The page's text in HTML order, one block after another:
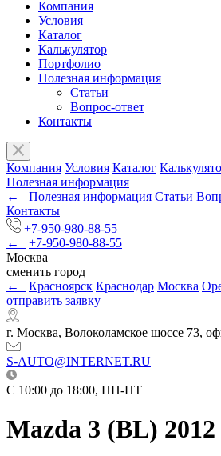
Компания
Условия
Каталог
Калькулятор
Портфолио
Полезная информация
Статьи
Вопрос-ответ
Контакты
Компания Условия Каталог
Полезная информация
←
Полезная информация Статьи
Контакты
+7-950-980-88-55
←
+7-950-980-88-55
Москва
сменить город
←
Красноярск Краснодар Москва
отправить заявку
г. Москва, Волоколамское шоссе 73,
S-AUTO@INTERNET.RU
C 10:00 до 18:00, ПН-ПТ
Mazda 3 (BL)